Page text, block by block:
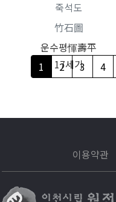
죽석도
竹石圖
운수평惲壽平
17세기
1 2 3 4
이용약관